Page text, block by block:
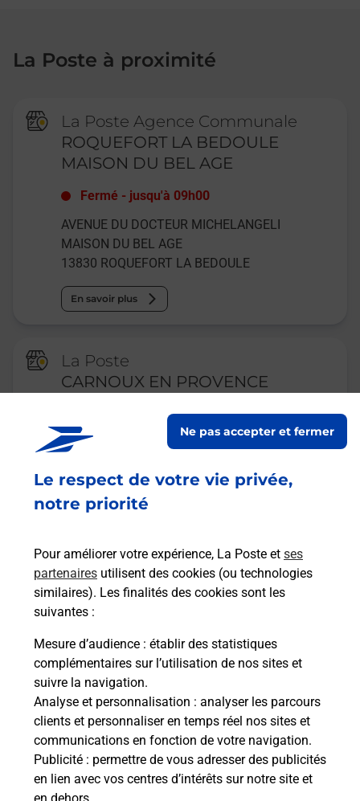
Le respect de votre vie privée,
notre priorité
Pour améliorer votre expérience, La Poste et ses
partenaires utilisent des cookies (ou technologies
similaires). Les finalités des cookies sont les
suivantes :
Mesure d’audience : établir des statistiques
complémentaires sur l’utilisation de nos sites et
suivre la navigation.
Analyse et personnalisation : analyser les parcours
clients et personnaliser en temps réel nos sites et
communications en fonction de votre navigation.
Publicité : permettre de vous adresser des publicités
en lien avec vos centres d’intérêts sur notre site et
Ne pas accepter et fermer
La Poste à proximité
La Poste Agence Communale
ROQUEFORT LA BEDOULE
MAISON DU BEL AGE
Fermé - jusqu'à 09h00
AVENUE DU DOCTEUR MICHELANGELI
MAISON DU BEL AGE
13830 ROQUEFORT LA BEDOULE
En savoir plus
La Poste
CARNOUX EN PROVENCE
ouvre mardi à 09h00
21 AVENUE DU MARECHAL JUIN
ZAC DE LA GALERIE DU PARC
13470 CARNOUX EN PROVENCE
Malin !
La Poste
en ligne
Ouvert 24h/24
En savoir plus